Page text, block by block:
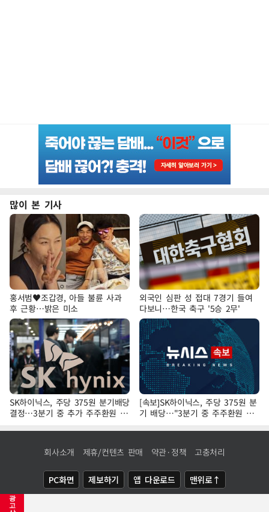
광
고
많이 본 기사
홍서범♥조갑경, 아들 불륜 사과
후 근황…밝은 미소
외국인 심판 성 접대 7경기 들여
다보니…한국 축구 '5승 2무'
SK하이닉스, 주당 375원 분기배당
결정…3분기 중 추가 주주환원 발
표
[속보]SK하이닉스, 주당 375원 분
기 배당…"3분기 중 주주환원 방
안 확정"
회사소개 제휴/컨텐츠 판매 약관·정책 고충처리
PC화면 제보하기 앱 다운로드 맨위로↑